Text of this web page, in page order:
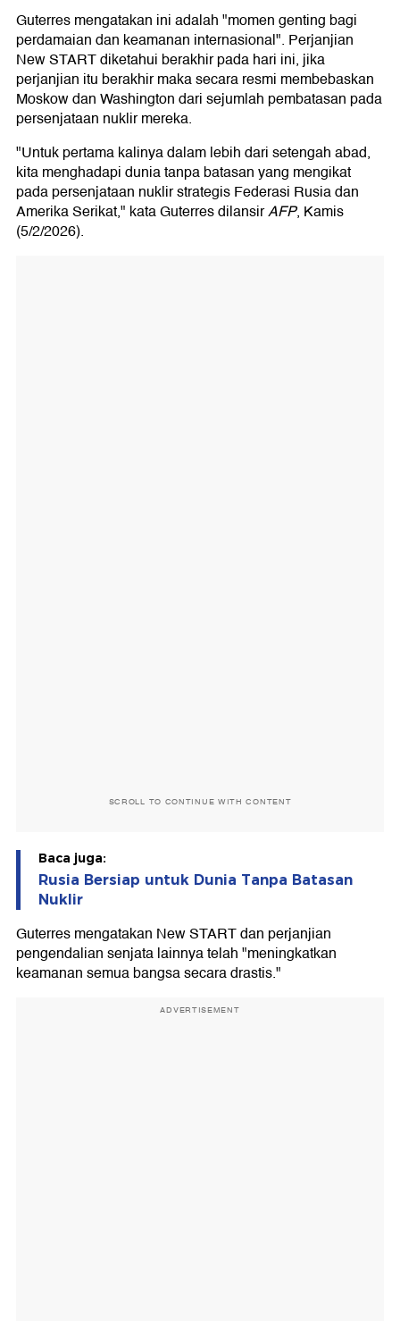
Guterres mengatakan ini adalah "momen genting bagi
perdamaian dan keamanan internasional". Perjanjian
New START diketahui berakhir pada hari ini, jika
perjanjian itu berakhir maka secara resmi membebaskan
Moskow dan Washington dari sejumlah pembatasan pada
persenjataan nuklir mereka.
"Untuk pertama kalinya dalam lebih dari setengah abad,
kita menghadapi dunia tanpa batasan yang mengikat
pada persenjataan nuklir strategis Federasi Rusia dan
Amerika Serikat," kata Guterres dilansirAFP, Kamis
(5/2/2026).
SCROLL TO CONTINUE WITH CONTENT
Baca juga:
Rusia Bersiap untuk Dunia Tanpa Batasan
Nuklir
Guterres mengatakan New START dan perjanjian
pengendalian senjata lainnya telah "meningkatkan
keamanan semua bangsa secara drastis."
ADVERTISEMENT